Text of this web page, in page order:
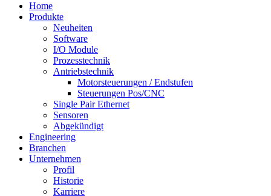
Home
Produkte
Neuheiten
Software
I/O Module
Prozesstechnik
Antriebstechnik
Motorsteuerungen / Endstufen
Steuerungen Pos/CNC
Single Pair Ethernet
Sensoren
Abgekündigt
Engineering
Branchen
Unternehmen
Profil
Historie
Karriere